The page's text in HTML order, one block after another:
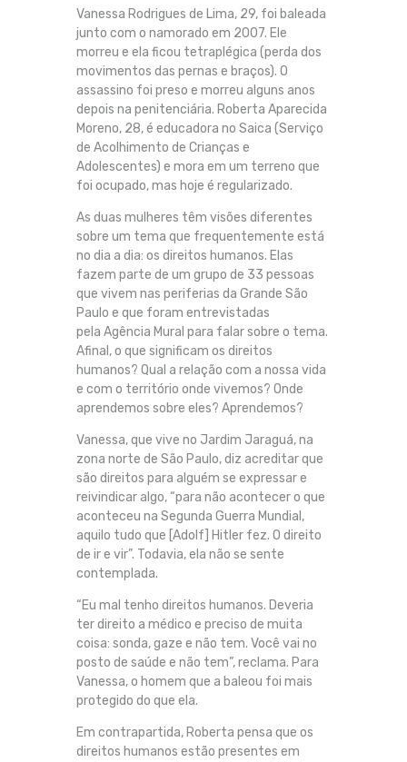
Vanessa Rodrigues de Lima, 29, foi baleada
junto com o namorado em 2007. Ele
morreu e ela ficou tetraplégica (perda dos
movimentos das pernas e braços). O
assassino foi preso e morreu alguns anos
depois na penitenciária. Roberta Aparecida
Moreno, 28, é educadora no Saica (Serviço
de Acolhimento de Crianças e
Adolescentes) e mora em um terreno que
foi ocupado, mas hoje é regularizado.
As duas mulheres têm visões diferentes
sobre um tema que frequentemente está
no dia a dia: os direitos humanos. Elas
fazem parte de um grupo de 33 pessoas
que vivem nas periferias da Grande São
Paulo e que foram entrevistadas
pela Agência Mural para falar sobre o tema.
Afinal, o que significam os direitos
humanos? Qual a relação com a nossa vida
e com o território onde vivemos? Onde
aprendemos sobre eles? Aprendemos?
Vanessa, que vive no Jardim Jaraguá, na
zona norte de São Paulo, diz acreditar que
são direitos para alguém se expressar e
reivindicar algo, “para não acontecer o que
aconteceu na Segunda Guerra Mundial,
aquilo tudo que [Adolf] Hitler fez. O direito
de ir e vir”. Todavia, ela não se sente
contemplada.
“Eu mal tenho direitos humanos. Deveria
ter direito a médico e preciso de muita
coisa: sonda, gaze e não tem. Você vai no
posto de saúde e não tem”, reclama. Para
Vanessa, o homem que a baleou foi mais
protegido do que ela.
Em contrapartida, Roberta pensa que os
direitos humanos estão presentes em